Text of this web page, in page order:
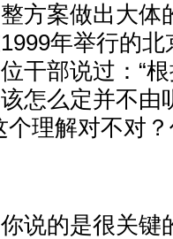
方案做出大体
年举行的
干部说过：“
怎么定并不由
理解对不对？
的是很关键